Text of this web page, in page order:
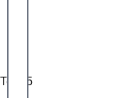
Тест 5